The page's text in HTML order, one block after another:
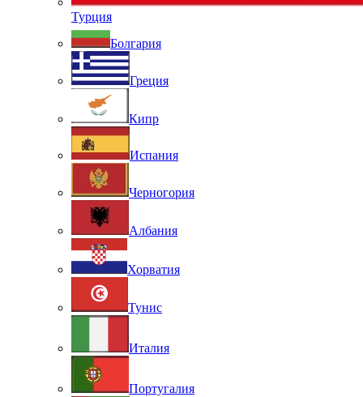
Турция
Болгария
Греция
Кипр
Испания
Черногория
Албания
Хорватия
Тунис
Италия
Португалия